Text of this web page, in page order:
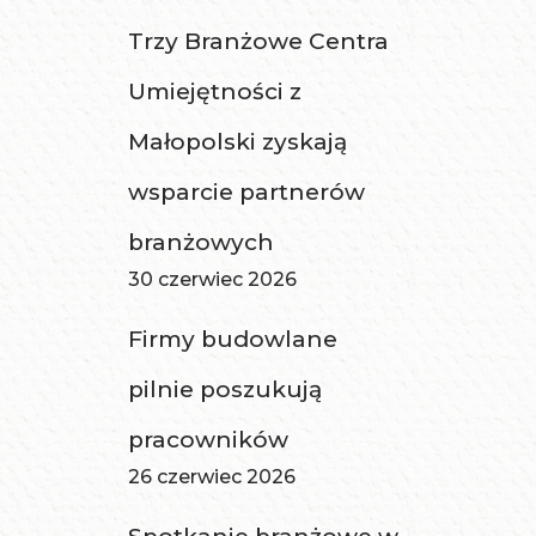
Trzy Branżowe Centra
Umiejętności z
Małopolski zyskają
wsparcie partnerów
branżowych
30 czerwiec 2026
Firmy budowlane
pilnie poszukują
pracowników
26 czerwiec 2026